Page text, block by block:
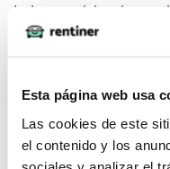
Esta página web usa
Las cookies de este
el contenido y los
La imagen del coche
ofertado. Los datos y la
obtenida de la empresa